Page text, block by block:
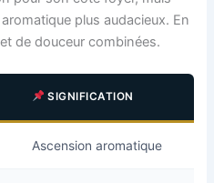
plus audacieux. En
de douceur combinées.
SIGNIFICATION
Ascension aromatique